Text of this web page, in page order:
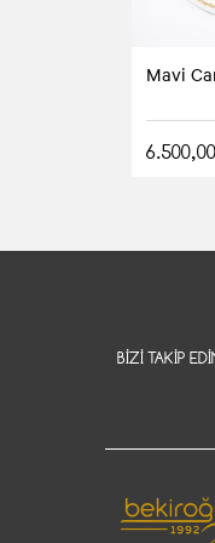
Mavi
BIZI TAKIP